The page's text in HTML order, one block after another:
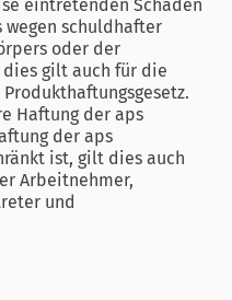
eintretenden Schaden
wegen schuldhafter
oder der
gilt auch für die
Haftung der aps
der aps
ist, gilt dies auch
Arbeitnehmer,
und